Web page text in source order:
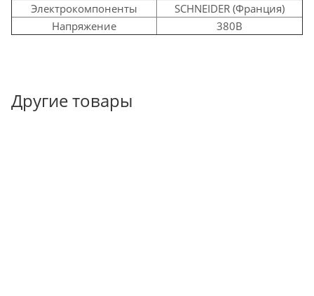
Электрокомпоненты
SCHNEIDER (Франция)
Напряжение
380В
Другие товары